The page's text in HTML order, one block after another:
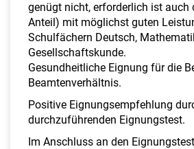
genügt nicht, erforderlich ist auch
Anteil) mit möglichst guten
Schulfächern Deutsch,
Gesellschaftskunde.
Gesundheitliche Eignung für die
Beamtenverhältnis.
Positive Eignungsempfehlung
durchzuführenden Eignungstest.
Im Anschluss an den